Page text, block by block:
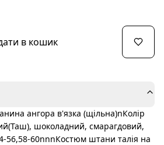
в кошик
ангора в'язка (щільна)nКолір
шоколадний, смарагдовий,
56,58-60nnnКостюм штани талія на